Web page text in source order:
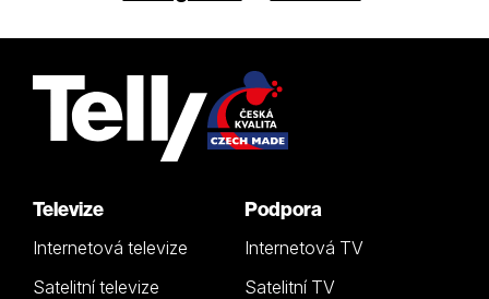
Televize
Internetová televize
Satelitní televize
Podpora
Internetová TV
Satelitní TV